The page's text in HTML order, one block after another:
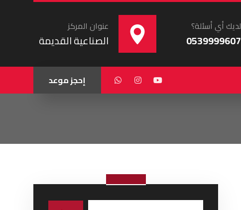
عنوان المركز
الصناعية القديمة
لديك أي أسئلة؟
0539999607
إحجز موعد